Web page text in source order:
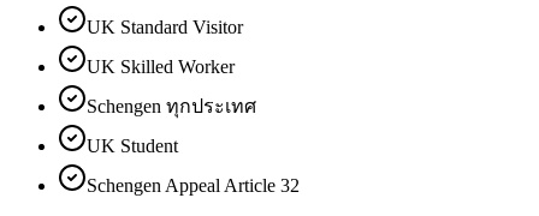
UK Standard Visitor
UK Skilled Worker
Schengen ทุกประเทศ
UK Student
Schengen Appeal Article 32